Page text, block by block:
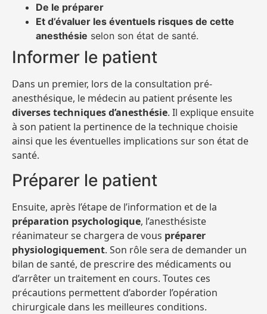
De le préparer
Et d’évaluer les éventuels risques de cette
anesthésie selon son état de santé.
Informer le patient
Dans un premier, lors de la consultation pré-
anesthésique, le médecin au patient présente les
diverses techniques d’anesthésie. Il explique ensuite
à son patient la pertinence de la technique choisie
ainsi que les éventuelles implications sur son état de
santé.
Préparer le patient
Ensuite, après l’étape de l’information et de la
préparation psychologique, l’anesthésiste
réanimateur se chargera de vous préparer
physiologiquement. Son rôle sera de demander un
bilan de santé, de prescrire des médicaments ou
d’arrêter un traitement en cours. Toutes ces
précautions permettent d’aborder l’opération
chirurgicale dans les meilleures conditions.